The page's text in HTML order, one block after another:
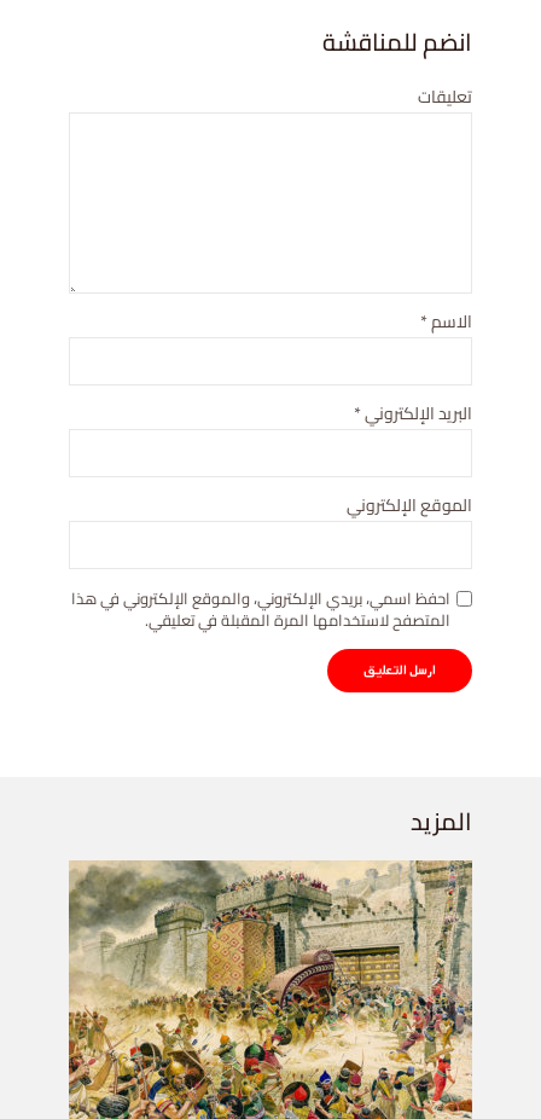
انضم للمناقشة
تعليقات
الاسم*
البريد الإلكتروني*
الموقع الإلكتروني
احفظ اسمي، بريدي الإلكتروني، والموقع الإلكتروني في هذا
المتصفح لاستخدامها المرة المقبلة في تعليقي.
المزيد